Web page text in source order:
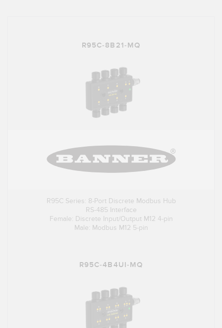
R95C-8B21-MQ
R95C Series: 8-Port Discrete Modbus Hub
RS-485 Interface
Female: Discrete Input/Output M12 4-pin
Male: Modbus M12 5-pin
R95C-4B4UI-MQ